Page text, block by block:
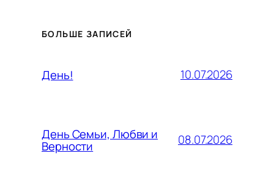
БОЛЬШЕ ЗАПИСЕЙ
День! 10.07.2026
День Семьи, Любви и
Верности 08.07.2026